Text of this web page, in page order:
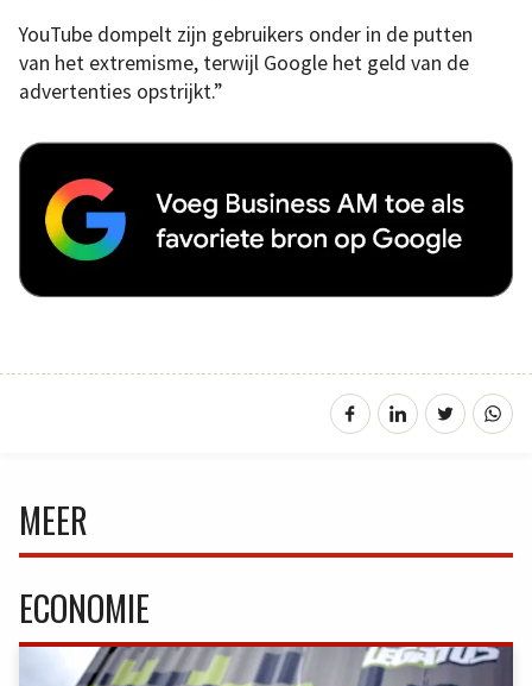
YouTube dompelt zijn gebruikers onder in de putten
van het extremisme, terwijl Google het geld van de
advertenties opstrijkt.”
MEER
ECONOMIE